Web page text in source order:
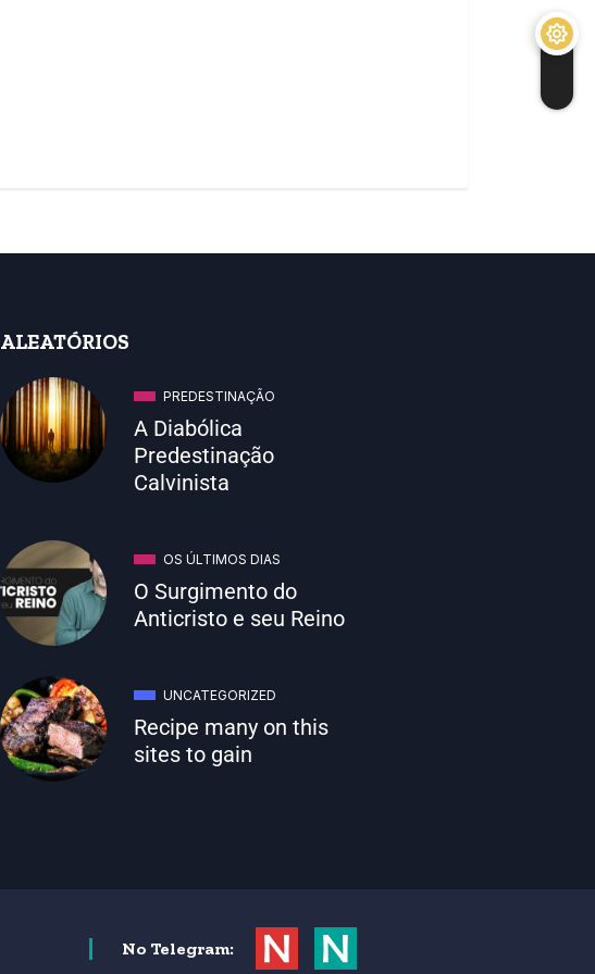
ALEATÓRIOS
PREDESTINAÇÃO
A Diabólica
Predestinação
Calvinista
OS ÚLTIMOS DIAS
O Surgimento do
Anticristo e seu Reino
UNCATEGORIZED
Recipe many on this
sites to gain
No Telegram: